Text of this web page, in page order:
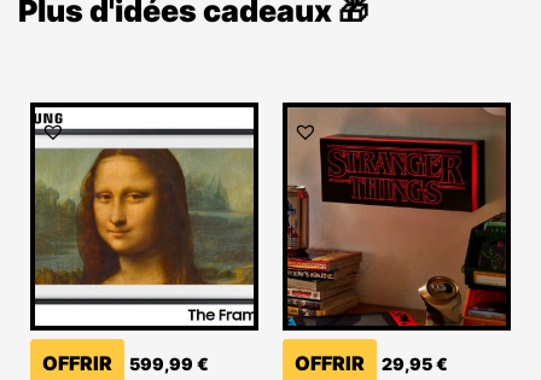
Plus d'idées cadeaux 🎁
OFFRIR 599,99 € OFFRIR 29,95€